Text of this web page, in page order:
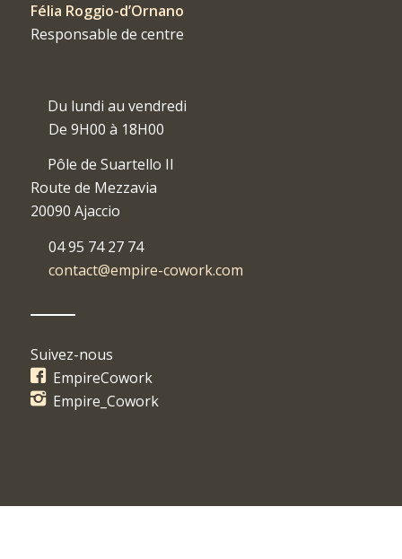
Félia Roggio-d’Ornano
Responsable de centre
Du lundi au vendredi
De 9H00 à 18H00
Pôle de Suartello II
Route de Mezzavia
20090 Ajaccio
04 95 74 27 74
contact@empire-cowork.com
Suivez-nous
EmpireCowork
Empire_Cowork